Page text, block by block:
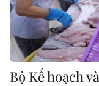
Bộ Kế hoạch